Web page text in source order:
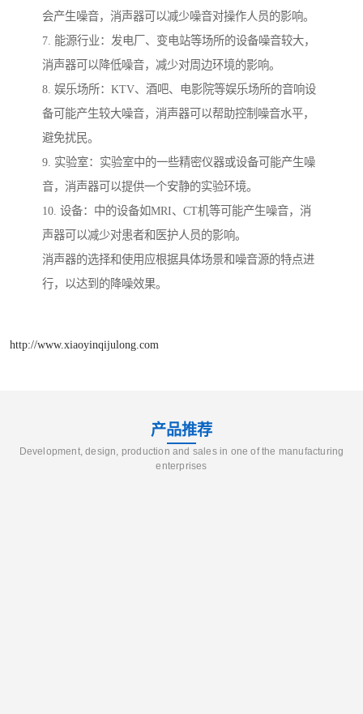
会产生噪音，消声器可以减少噪音对操作人员的影响。
7. 能源行业：发电厂、变电站等场所的设备噪音较大，
消声器可以降低噪音，减少对周边环境的影响。
8. 娱乐场所：KTV、酒吧、电影院等娱乐场所的音响设
备可能产生较大噪音，消声器可以帮助控制噪音水平，
避免扰民。
9. 实验室：实验室中的一些精密仪器或设备可能产生噪
音，消声器可以提供一个安静的实验环境。
10. 设备：中的设备如MRI、CT机等可能产生噪音，消
声器可以减少对患者和医护人员的影响。
消声器的选择和使用应根据具体场景和噪音源的特点进
行，以达到的降噪效果。
http://www.xiaoyinqijulong.com
产品推荐
Development, design, production and sales in one of the manufacturing
enterprises